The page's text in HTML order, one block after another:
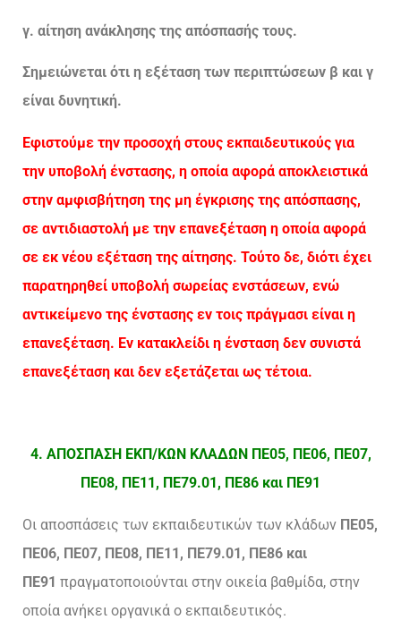
γ. αίτηση ανάκλησης της απόσπασής τους.
Σημειώνεται ότι η εξέταση των περιπτώσεων β και γ
είναι δυνητική.
Εφιστούμε την προσοχή στους εκπαιδευτικούς για
την υποβολή ένστασης, η οποία αφορά αποκλειστικά
στην αμφισβήτηση της μη έγκρισης της απόσπασης,
σε αντιδιαστολή με την επανεξέταση η οποία αφορά
σε εκ νέου εξέταση της αίτησης. Τούτο δε, διότι έχει
παρατηρηθεί υποβολή σωρείας ενστάσεων, ενώ
αντικείμενο της ένστασης εν τοις πράγμασι είναι η
επανεξέταση. Εν κατακλείδι η ένσταση δεν συνιστά
επανεξέταση και δεν εξετάζεται ως τέτοια.
4. ΑΠΟΣΠΑΣΗ ΕΚΠ/ΚΩΝ ΚΛΑΔΩΝ ΠΕ05, ΠΕ06, ΠΕ07,
ΠΕ08, ΠΕ11, ΠΕ79.01, ΠΕ86 και ΠΕ91
Οι αποσπάσεις των εκπαιδευτικών των κλάδων ΠΕ05,
ΠΕ06, ΠΕ07, ΠΕ08, ΠΕ11, ΠΕ79.01, ΠΕ86 και
ΠΕ91 πραγματοποιούνται στην οικεία βαθμίδα, στην
οποία ανήκει οργανικά ο εκπαιδευτικός.